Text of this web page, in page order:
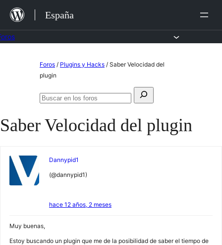
Saltar
contenido
España
Foros / Plugins y Hacks / Saber Velocidad del
plugin
Buscar:
Buscar
foros
Saber Velocidad del plugin
Dannypid1
(@dannypid1)
hace 12 años, 2 meses
Muy buenas,
Estoy buscando un plugin que me de la posibilidad de saber el tiempo de